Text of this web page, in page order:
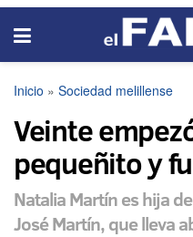
Inicio » Sociedad melillense
Veinte
pequeñito y
Natalia Martín es hija
José Martín, que lleva